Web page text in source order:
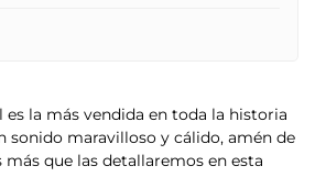
es la más vendida en toda la historia
sonido maravilloso y cálido, amén de
que las detallaremos en esta